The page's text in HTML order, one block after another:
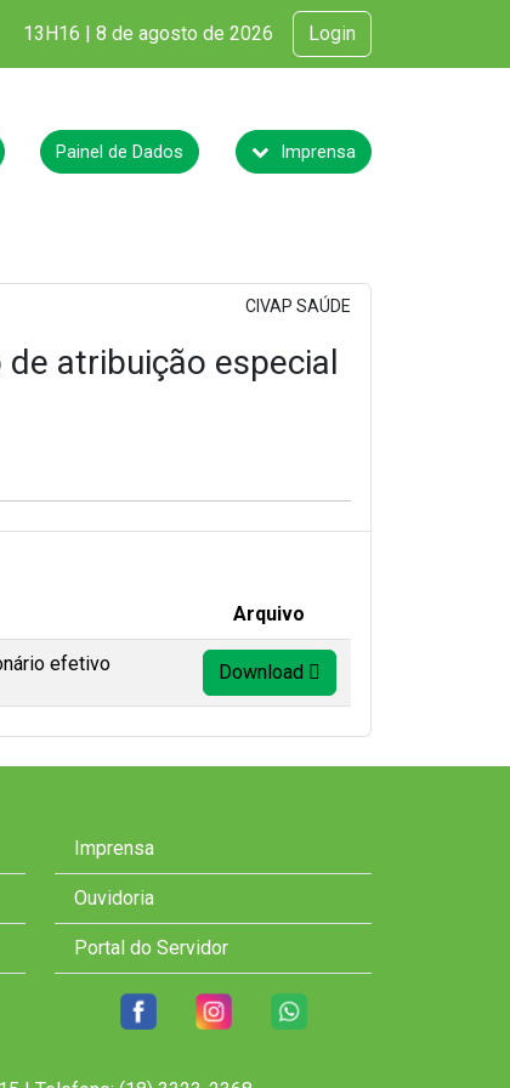
13H16 | 8 de agosto de 2026 Login
Painel de Dados Imprensa
CIVAP SAÚDE
atribuição especial
Arquivo
efetivo Download
Imprensa
Ouvidoria
Portal do Servidor